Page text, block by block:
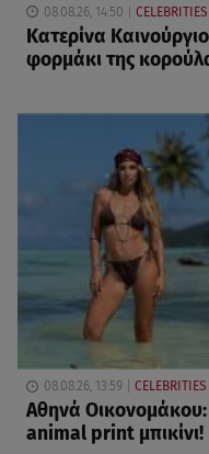
08.08.26, 14:50
Κατερίνα
φορμάκι της
08.08.26, 13:59
Αθηνά Οικονομάκου:
animal print μπικίνι!